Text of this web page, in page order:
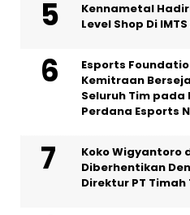
Kennametal
Level Shop Di
Esports
Kemitraan
Seluruh Tim
Perdana Esports
Koko Wigyantoro
Diberhentikan
Direktur PT Timah